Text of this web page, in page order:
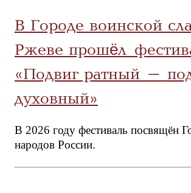
В Городе воинской
Ржеве прошёл
«Подвиг ратный –
духовный»
В 2026 году фестиваль посвящён
народов России.